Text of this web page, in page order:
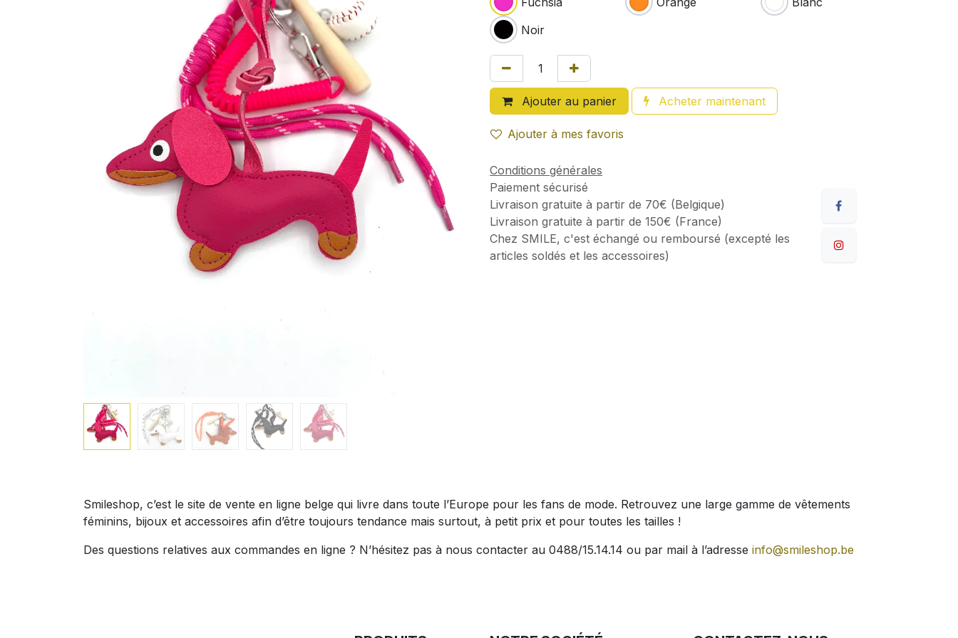
Noir
Ajouter au panier Acheter maintenant
Ajouter à mes favoris
Conditions générales
Paiement sécurisé
Livraison gratuite à partir de 70€ (Belgique)
Livraison gratuite à partir de 150€ (France)
Chez SMILE, c'est échangé ou remboursé (excepté les
articles soldés et les accessoires)
Smileshop, c’est le site de vente en ligne belge qui livre dans toute l’Europe pour les fans de mode. Retrouvez une large gamme de vêtements
féminins, bijoux et accessoires afin d’être toujours tendance mais surtout, à petit prix et pour toutes les tailles !
Des questions relatives aux commandes en ligne ? N’hésitez pas à nous contacter au 0488/15.14.14 ou par mail à l’adresse info@smileshop.be